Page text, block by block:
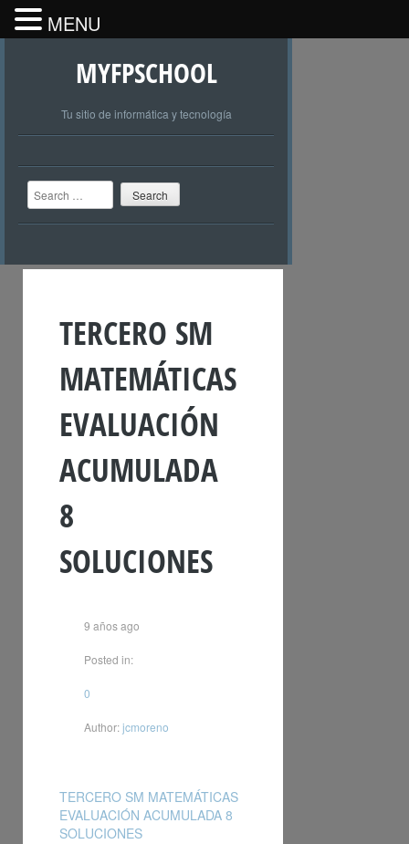
MYFPSCHOOL
Tu sitio de informática y tecnología
Search
TERCERO SM
MATEMÁTICAS
EVALUACIÓN
ACUMULADA
8
SOLUCIONES
9 años ago
Posted in:
0
Author:jcmoreno
TERCERO SM MATEMÁTICAS
EVALUACIÓN ACUMULADA 8
SOLUCIONES
MENU